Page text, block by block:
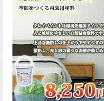
群の仕上がり性を提供、一液
プレミアムルーフシリコンが
新しく販売開始致しました。
ご購入はこちらから。
2026.03.12
無機顔料の表面を高緻密ダブ
ルシールド層でガードするこ
とにより、ラジカルの発生を
抑制、エスケープレミアムル
ーフSiが新しく販売開始致し